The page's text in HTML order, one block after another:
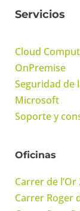
Servicios
Cloud
OnPremise
Seguridad de
Microsoft
Soporte y
Oficinas
Carrer de
Carrer Roger